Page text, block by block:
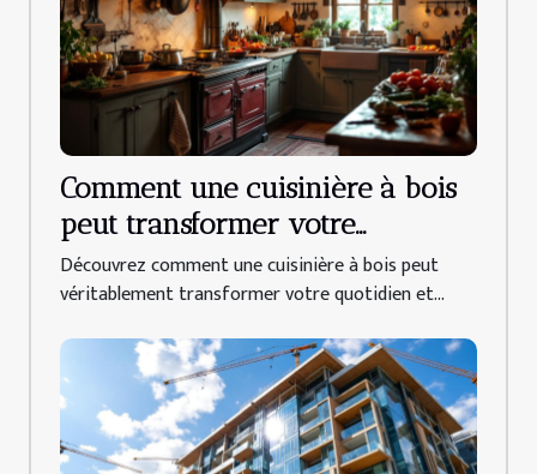
Comment une cuisinière à bois
peut transformer votre
quotidien ?
Découvrez comment une cuisinière à bois peut
véritablement transformer votre quotidien et...